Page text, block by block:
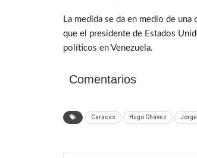
La medida se da en medio de
que el presidente de Estados
políticos en Venezuela.
Comentarios
Caracas Hugo Chávez